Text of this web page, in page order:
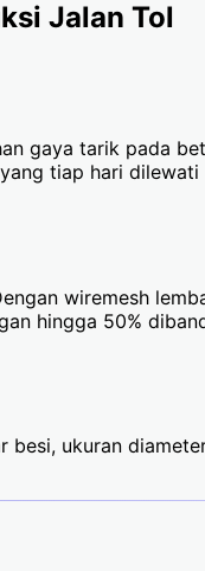
Jalan Tol
gaya tarik pada
tiap hari
wiremesh
hingga 50%
ukuran